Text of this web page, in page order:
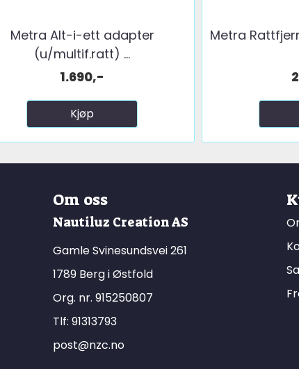
Metra Alt-i-ett adapter
(u/multif.ratt) ...
1.690,-
Kjøp
Metra
Om oss
Nautiluz Creation AS
Gamle Svinesundsvei 261
1789 Berg i Østfold
Org. nr. 915250807
Tlf: 91313793
post@nzc.no